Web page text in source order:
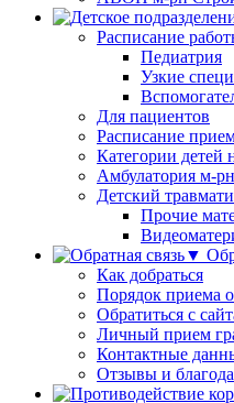
Расписание
Педиатрия
Узкие
Для пациентов
Расписание
Категории детей
Амбулатория м-
Детский
Прочие
Как добраться
Порядок приема
Обратиться с
Личный прием
Контактные
Отзывы и